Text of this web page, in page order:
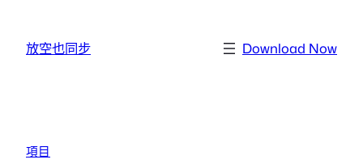
放空也同步 Download Now
項目